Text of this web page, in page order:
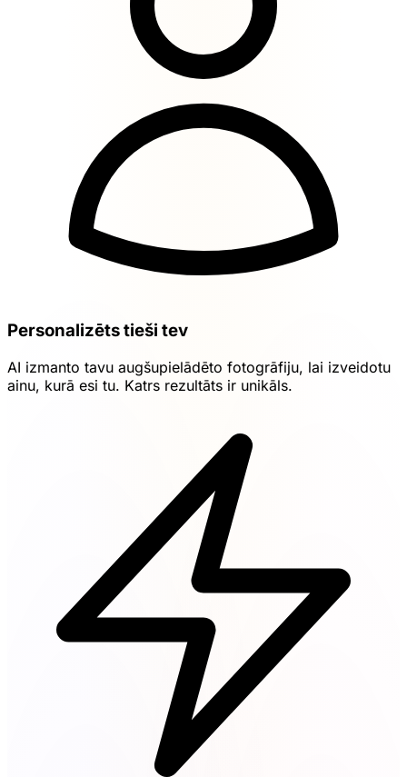
Personalizēts tieši tev
AI izmanto tavu augšupielādēto fotogrāfiju, lai izveidotu
ainu, kurā esi tu. Katrs rezultāts ir unikāls.